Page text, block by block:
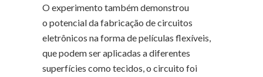
O experimento também demonstrou
o potencial da fabricação de circuitos
eletrônicos na forma de películas flexíveis,
que podem ser aplicadas a diferentes
superfícies como tecidos, o circuito foi